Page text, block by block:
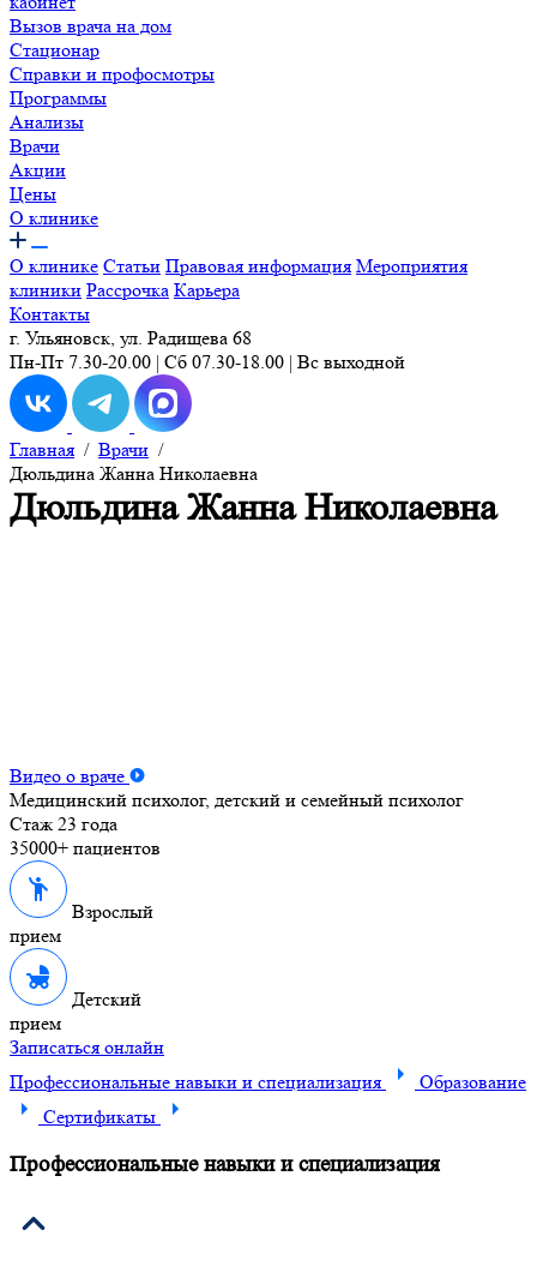
Вызов врача на дом
Стационар
Справки и профосмотры
Программы
Анализы
Врачи
Акции
Цены
О клинике
О клинике Статьи Правовая информация Мероприятия
клиники Рассрочка Карьера
Контакты
г. Ульяновск, ул. Радищева 68
Пн-Пт 7.30-20.00 | Сб 07.30-18.00 | Вс выходной
Главная / Врачи /
Дюльдина Жанна Николаевна
Дюльдина Жанна Николаевна
Видео о враче
Медицинский психолог, детский и семейный психолог
Стаж 23 года
35000+ пациентов
Взрослый
прием
Детский
прием
Записаться онлайн
Профессиональные навыки и специализация
Образование
Сертификаты
Профессиональные навыки и специализация